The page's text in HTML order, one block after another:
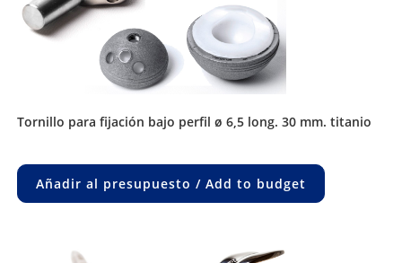
tornillo para fijación bajo perfil ø 6,5 long. 30 mm. titanio
Añadir al presupuesto / Add to budget